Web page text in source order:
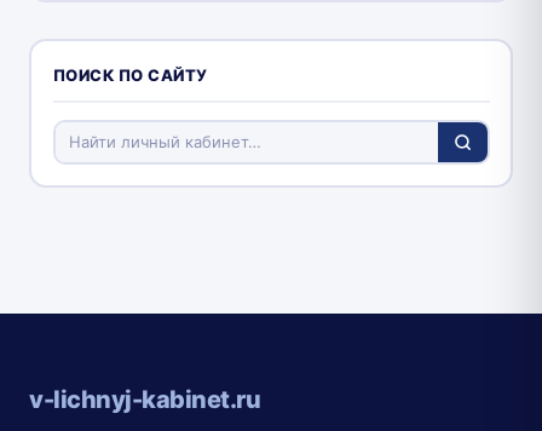
ПОИСК ПО САЙТУ
v-lichnyj-kabinet.ru